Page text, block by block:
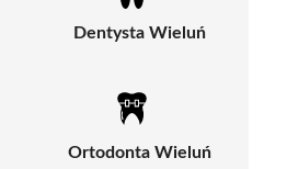
Dentysta Wieluń
Ortodonta Wieluń